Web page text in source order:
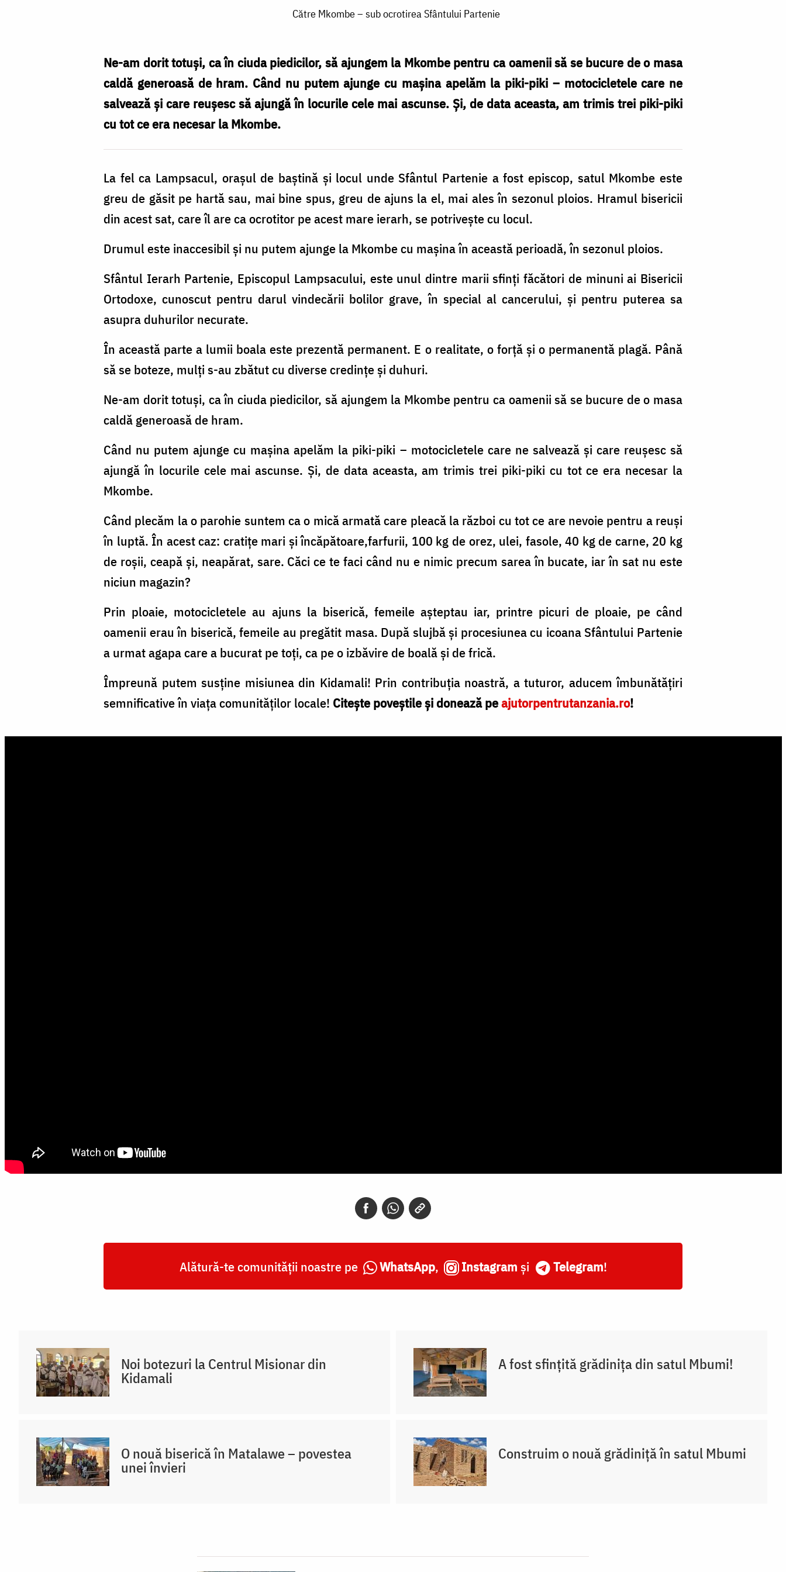
Către Mkombe – sub ocrotirea Sfântului Partenie
Ne-am dorit totuși, ca în ciuda piedicilor, să ajungem la Mkombe pentru ca oamenii să se bucure de o masa
caldă generoasă de hram. Când nu putem ajunge cu mașina apelăm la piki-piki – motocicletele care ne
salvează și care reușesc să ajungă în locurile cele mai ascunse. Și, de data aceasta, am trimis trei piki-piki
cu tot ce era necesar la Mkombe.
La fel ca Lampsacul, orașul de baștină și locul unde Sfântul Partenie a fost episcop, satul Mkombe este
greu de găsit pe hartă sau, mai bine spus, greu de ajuns la el, mai ales în sezonul ploios. Hramul bisericii
din acest sat, care îl are ca ocrotitor pe acest mare ierarh, se potrivește cu locul.
Drumul este inaccesibil și nu putem ajunge la Mkombe cu mașina în această perioadă, în sezonul ploios.
Sfântul Ierarh Partenie, Episcopul Lampsacului, este unul dintre marii sfinți făcători de minuni ai Bisericii
Ortodoxe, cunoscut pentru darul vindecării bolilor grave, în special al cancerului, și pentru puterea sa
asupra duhurilor necurate.
În această parte a lumii boala este prezentă permanent. E o realitate, o forță și o permanentă plagă. Până
să se boteze, mulți s-au zbătut cu diverse credințe și duhuri.
Ne-am dorit totuși, ca în ciuda piedicilor, să ajungem la Mkombe pentru ca oamenii să se bucure de o masa
caldă generoasă de hram.
Când nu putem ajunge cu mașina apelăm la piki-piki – motocicletele care ne salvează și care reușesc să
ajungă în locurile cele mai ascunse. Și, de data aceasta, am trimis trei piki-piki cu tot ce era necesar la
Mkombe.
Când plecăm la o parohie suntem ca o mică armată care pleacă la război cu tot ce are nevoie pentru a reuși
în luptă. În acest caz: cratițe mari și încăpătoare,farfurii, 100 kg de orez, ulei, fasole, 40 kg de carne, 20 kg
de roșii, ceapă și, neapărat, sare. Căci ce te faci când nu e nimic precum sarea în bucate, iar în sat nu este
niciun magazin?
Prin ploaie, motocicletele au ajuns la biserică, femeile așteptau iar, printre picuri de ploaie, pe când
oamenii erau în biserică, femeile au pregătit masa. După slujbă și procesiunea cu icoana Sfântului Partenie
a urmat agapa care a bucurat pe toți, ca pe o izbăvire de boală și de frică.
Împreună putem susține misiunea din Kidamali! Prin contribuția noastră, a tuturor, aducem îmbunătățiri
semnificative în viața comunităților locale! Citește poveștile și donează peajutorpentrutanzania.ro!
Alătură-te comunității noastre pe WhatsApp, Instagram și Telegram!
Noi botezuri la Centrul Misionar din
Kidamali
A fost sfințită grădinița din satul Mbumi!
O nouă biserică în Matalawe – povestea
unei învieri
Construim o nouă grădiniță în satul Mbumi